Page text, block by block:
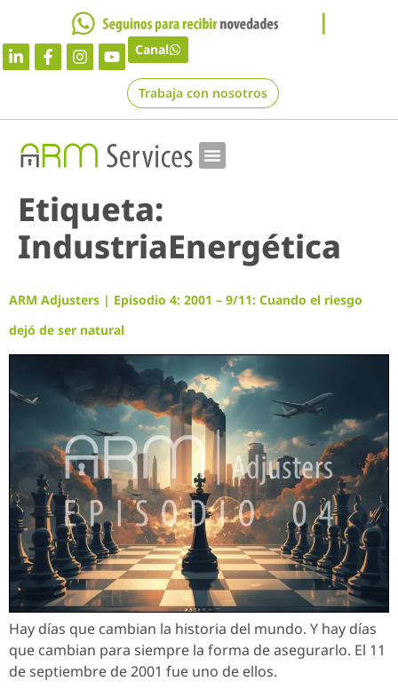
Canal
Trabaja con nosotros
Etiqueta:
IndustriaEnergética
ARM Adjusters | Episodio 4: 2001 – 9/11: Cuando el riesgo
dejó de ser natural
Hay días que cambian la historia del mundo. Y hay días
que cambian para siempre la forma de asegurarlo. El 11
de septiembre de 2001 fue uno de ellos.